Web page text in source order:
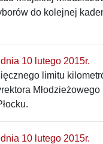
do kolejnej
10 lutego 2015r.
limitu
10 lutego 2015r.